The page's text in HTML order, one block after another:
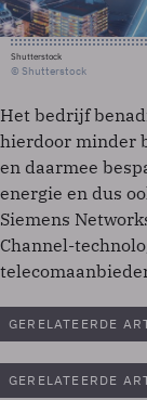
Shutterstock
© Shutterstock
Het bedrijf
hierdoor minder
en daarmee
energie en dus
Siemens
Channel-
GERELATEERDE
GERELATEERDE